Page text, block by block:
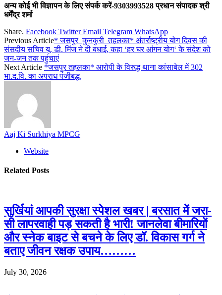
अन्य कोई भी विज्ञापन के लिए संपर्क करें-9303993528 प्रधान संपादक श्री
धर्मेंद्र शर्मा
Share. Facebook Twitter Email Telegram WhatsApp
Previous Article* जसपुर_कुनकुरी_तहलका* अंतर्राष्ट्रीय योग दिवस की
संसदीय सचिव यू. डी. मिंज ने दी बधाई, कहा ‘हर घर आंगन योग‘ के संदेश को
जन-जन तक पहुंचाएं
Next Article *जसपुर तहलका* आरोपी के विरुद्ध थाना कांसाबेल में 302
भा.द.वि. का अपराध पंजीबद्ध,
Aaj Ki Surkhiya MPCG
Website
Related Posts
सुर्खियां आपकी सुरक्षा स्पेशल खबर | बरसात में जरा-
सी लापरवाही पड़ सकती है भारी! जानलेवा बीमारियों
और स्नेक बाइट से बचने के लिए डॉ. विकास गर्ग ने
बताए जीवन रक्षक उपाय………
July 30, 2026